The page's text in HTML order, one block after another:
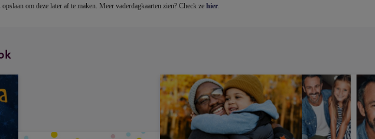
om deze later af te maken. Meer vaderdagkaarten zien? Check ze hier.